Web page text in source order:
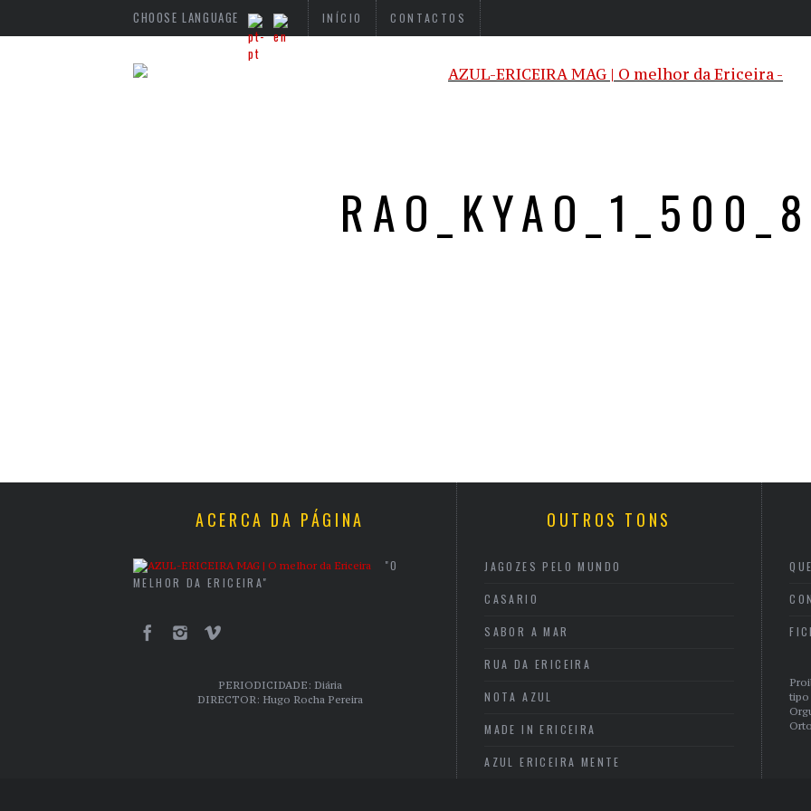
CHOOSE LANGUAGE INÍCIO CONTACTOS
ACERCA DA PÁGINA
"O
MELHOR DA ERICEIRA"
PERIODICIDADE: Diária
DIRECTOR: Hugo Rocha Pereira
OUTROS TONS
JAGOZES PELO MUNDO
CASARIO
SABOR A MAR
RUA DA ERICEIRA
NOTA AZUL
MADE IN ERICEIRA
AZUL ERICEIRA MENTE
tipo